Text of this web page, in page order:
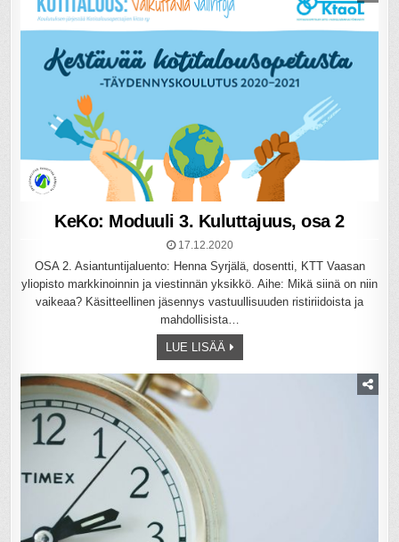
KeKo: Moduuli 3. Kuluttajuus, osa 2
17.12.2020
OSA 2. Asiantuntijaluento: Henna Syrjälä, dosentti, KTT Vaasan
yliopisto markkinoinnin ja viestinnän yksikkö. Aihe: Mikä siinä on niin
vaikeaa? Käsitteellinen jäsennys vastuullisuuden ristiriidoista ja
mahdollisista…
LUE LISÄÄ